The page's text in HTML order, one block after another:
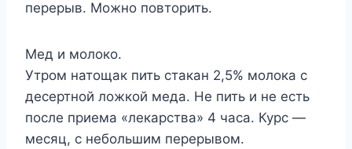
перерыв. Можно повторить.
Мед и молоко.
Утром натощак пить стакан 2,5% молока с
десертной ложкой меда. Не пить и не есть
после приема «лекарства» 4 часа. Курс —
месяц, с небольшим перерывом.